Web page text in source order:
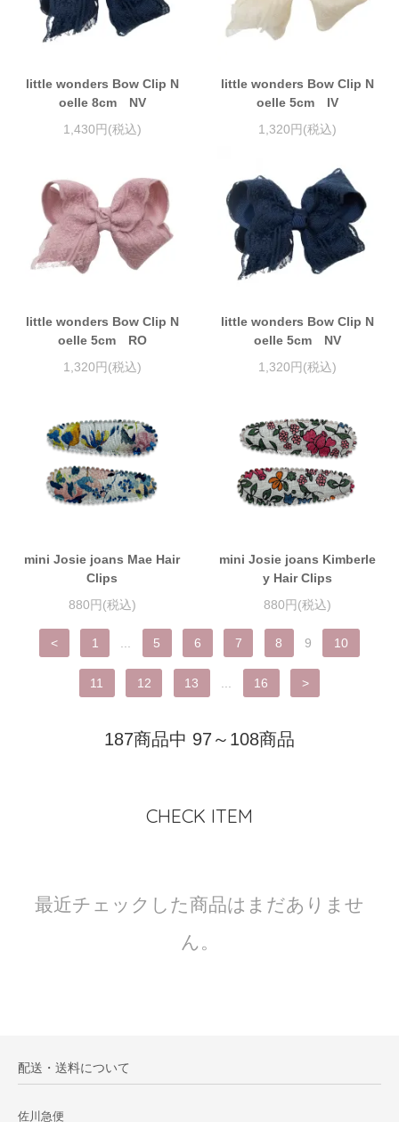
little wonders Bow Clip N
oelle 8cm NV
1,430円(税込)
little wonders Bow Clip N
oelle 5cm IV
1,320円(税込)
little wonders Bow Clip N
oelle 5cm RO
1,320円(税込)
little wonders Bow Clip N
oelle 5cm NV
1,320円(税込)
mini Josie joans Mae Hair
Clips
880円(税込)
mini Josie joans Kimberle
y Hair Clips
880円(税込)
< 1 5 6 7 8 9 10
11 12 13 16 >
187商品中 97～108商品
CHECK ITEM
最近チェックした商品はまだありませ
ん。
配送・送料について
佐川急便